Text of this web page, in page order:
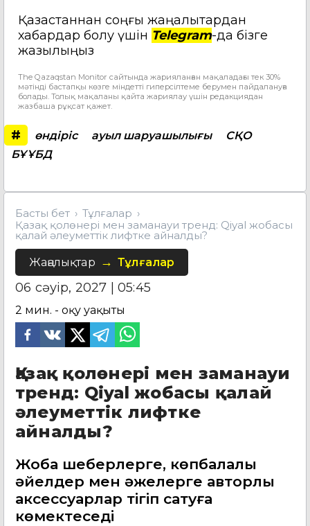
Қазақстаннан соңғы жаңалықтардан
хабардар болу үшін Telegram-да бізге
жазылыңыз
The Qazaqstan Monitor сайтында жарияланған мақаладағы тек 30%
мәтінді бастапқы көзге міндетті гиперсілтеме берумен пайдалануға
болады. Толық мақаланы қайта жариялау үшін редакциядан
жазбаша рұқсат қажет.
# өндіріс ауыл шаруашылығы
СҚО
БҰҰБД
Басты бет
Тұлғалар
Қазақ қолөнері мен заманауи тренд: Qiyal жобасы
қалай әлеуметтік лифтке айналды?
Жаңалықтар Тұлғалар
06 сәуір, 2027 | 05:45
2 мин. - оқу уақыты
Қазақ қолөнері мен заманауи
тренд: Qiyal жобасы қалай
әлеуметтік лифтке
айналды?
Жоба шеберлерге, көпбалалы
әйелдер мен әжелерге авторлық
аксессуарлар тігіп сатуға
көмектеседі